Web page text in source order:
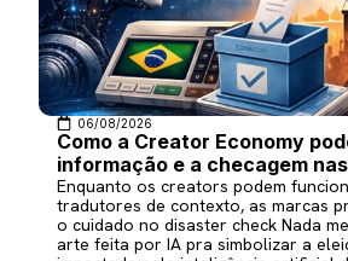
06/08/2026
Como a Creator Economy
informação e a checagem
Enquanto os creators podem
tradutores de contexto, as marcas
o cuidado no disaster check Nada
arte feita por IA pra simbolizar a